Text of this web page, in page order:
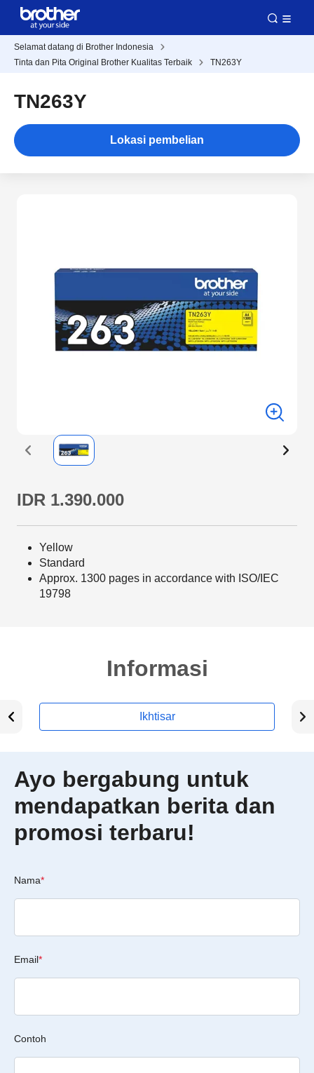
Selamat datang di Brother Indonesia
Tinta dan Pita Original Brother Kualitas Terbaik
TN263Y
TN263Y
Lokasi pembelian
IDR 1.390.000
Yellow
Standard
Approx. 1300 pages in accordance with ISO/IEC
19798
Informasi
Ikhtisar
Ayo bergabung untuk
mendapatkan berita dan
promosi terbaru!
Nama*
Email*
Contoh